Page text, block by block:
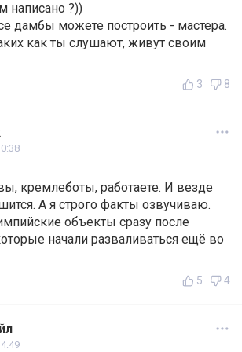
написано ?))
дамбы можете построить - мастера.
как ты слушают, живут своим
3 8
кремлеботы, работаете. И везде
А я строго факты озвучиваю.
объекты сразу после
начали разваливаться ещё во
5 4